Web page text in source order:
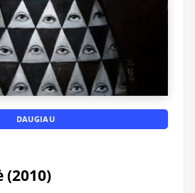
DAUGIAU
(2010)